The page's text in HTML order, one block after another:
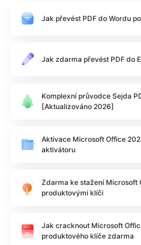
Jak převést PDF do Wordu
Jak zdarma převést PDF do
Komplexní průvodce Sejda
[Aktualizováno 2026]
Aktivace Microsoft Office
aktivátoru
Zdarma ke stažení Microsoft
produktovými klíči
Jak cracknout Microsoft
produktového klíče zdarma